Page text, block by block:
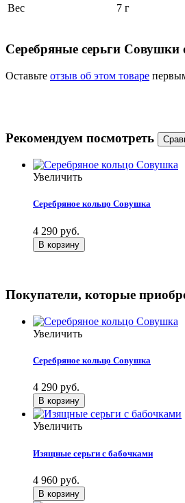
Вес
7 г
Серебряные серьги Совушки
Оставьте отзыв об этом товаре
Рекомендуем посмотреть
Увеличить
Серебряное кольцо Совушка
4 290 руб.
Покупатели, которые
Увеличить
Серебряное кольцо Совушка
4 290 руб.
Увеличить
Изящные серьги с бабочками
4 960 руб.